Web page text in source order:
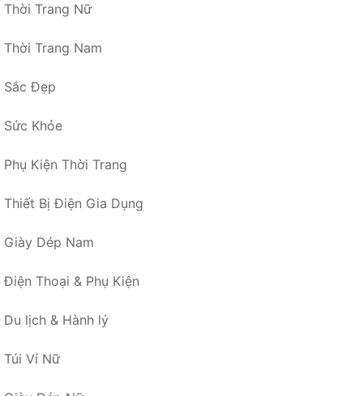
Thời Trang Nữ
Thời Trang Nam
Sắc Đẹp
Sức Khỏe
Phụ Kiện Thời Trang
Thiết Bị Điện Gia Dụng
Giày Dép Nam
Điện Thoại & Phụ Kiện
Du lịch & Hành lý
Túi Ví Nữ